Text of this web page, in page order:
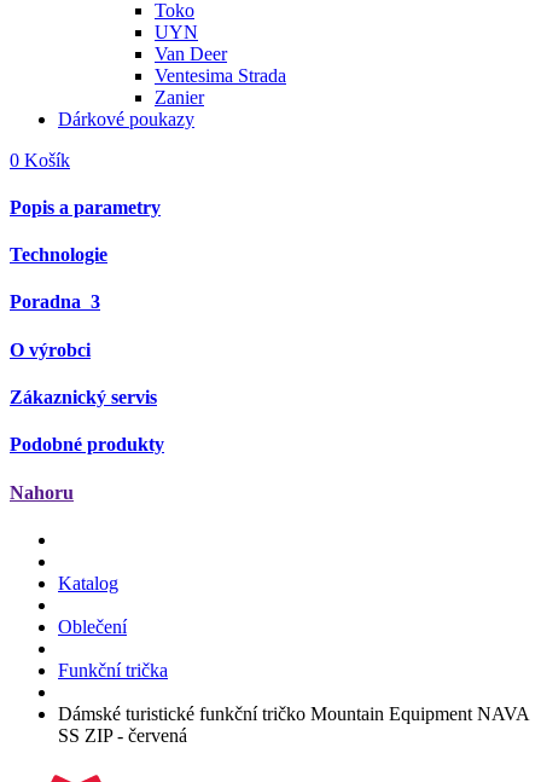
Toko
UYN
Van Deer
Ventesima Strada
Zanier
Dárkové poukazy
0 Košík
Popis a parametry
Technologie
Poradna 3
O výrobci
Zákaznický servis
Podobné produkty
Nahoru
Katalog
Oblečení
Funkční trička
Dámské turistické funkční tričko Mountain Equipment NAVA
SS ZIP - červená